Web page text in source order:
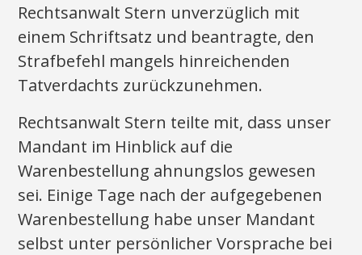
Rechtsanwalt Stern unverzüglich mit
einem Schriftsatz und beantragte, den
Strafbefehl mangels hinreichenden
Tatverdachts zurückzunehmen.
Rechtsanwalt Stern teilte mit, dass unser
Mandant im Hinblick auf die
Warenbestellung ahnungslos gewesen
sei. Einige Tage nach der aufgegebenen
Warenbestellung habe unser Mandant
selbst unter persönlicher Vorsprache bei